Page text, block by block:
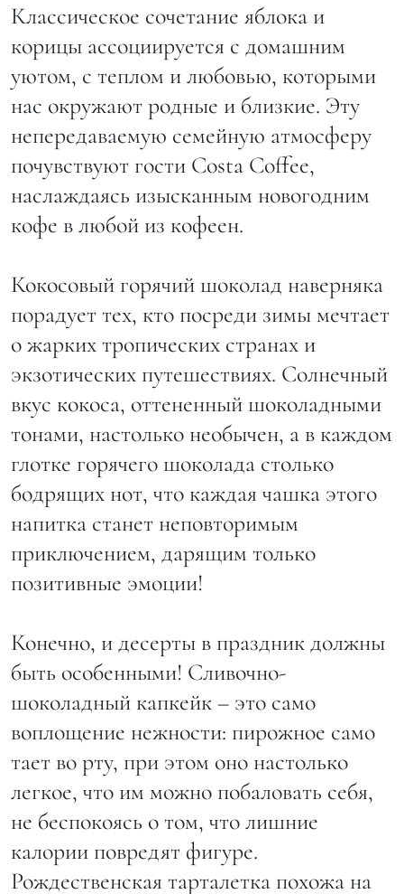
Классическое сочетание яблока и
корицы ассоциируется с домашним
уютом, с теплом и любовью, которыми
нас окружают родные и близкие. Эту
непередаваемую семейную атмосферу
почувствуют гости Costa Coffee,
наслаждаясь изысканным новогодним
кофе в любой из кофеен.
Кокосовый горячий шоколад наверняка
порадует тех, кто посреди зимы мечтает
о жарких тропических странах и
экзотических путешествиях. Солнечный
вкус кокоса, оттененный шоколадными
тонами, настолько необычен, а в каждом
глотке горячего шоколада столько
бодрящих нот, что каждая чашка этого
напитка станет неповторимым
приключением, дарящим только
позитивные эмоции!
Конечно, и десерты в праздник должны
быть особенными! Сливочно-
шоколадный капкейк – это само
воплощение нежности: пирожное само
тает во рту, при этом оно настолько
легкое, что им можно побаловать себя,
не беспокоясь о том, что лишние
калории повредят фигуре.
Рождественская тарталетка похожа на